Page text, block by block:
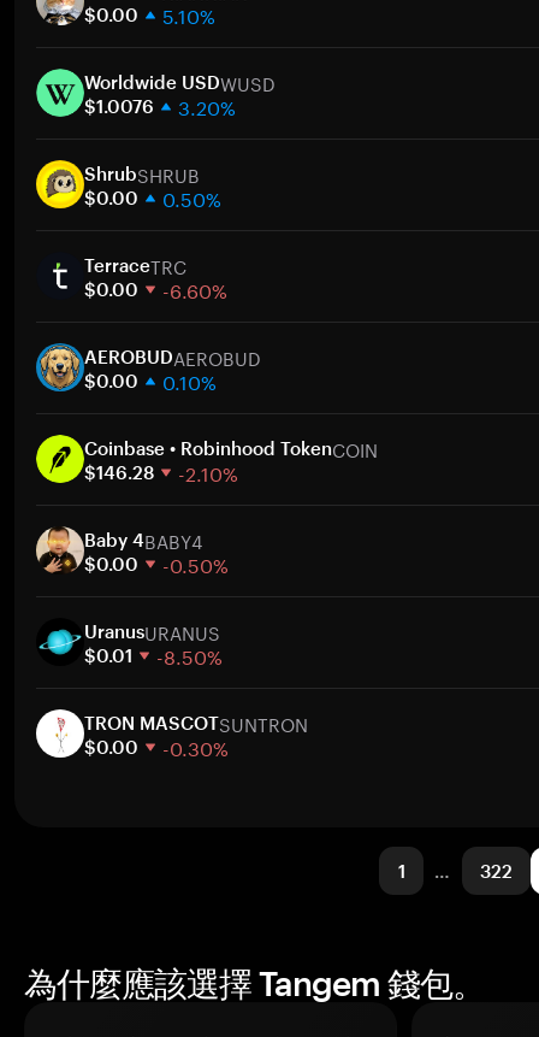
市值 $0.00 5.10%
30 天
市值
Worldwide USDWUSD
$1.0076 3.20%
30 天
市值
ShrubSHRUB
$0.00 0.50%
30 天
市值
TerraceTRC
$0.00 -6.60%
30 天
市值
AEROBUDAEROBUD
$0.00 0.10%
30 天
市值
Coinbase • Robinhood TokenCOIN
$146.28 -2.10%
30 天
市值
Baby 4BABY4
$0.00 -0.50%
30 天
市值
UranusURANUS
$0.01 -8.50%
30 天
市值
TRON MASCOTSUNTRON
$0.00 -0.30%
1 … 322
為什麼應該選擇 Tangem 錢包。